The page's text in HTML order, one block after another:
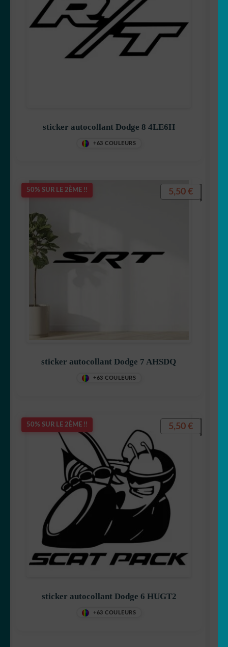
sticker autocollant Dodge 8 4LE6H
+63 COULEURS
50% SUR LE 2ÈME !!
sticker autocollant Dodge 7 AHSDQ
+63 COULEURS
5,50 €
50% SUR LE 2ÈME !!
sticker autocollant Dodge 6 HUGT2
+63 COULEURS
5,50 €